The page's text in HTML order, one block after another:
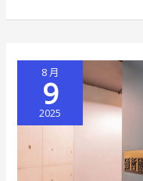
8 月
9
2025